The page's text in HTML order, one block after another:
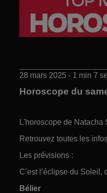
28 mars 2025 - 1 min 7
Horoscope du
L'horoscope de Natacha
Retrouvez toutes les
Les prévisions :
C’est l’éclipse du Soleil,
Bélier